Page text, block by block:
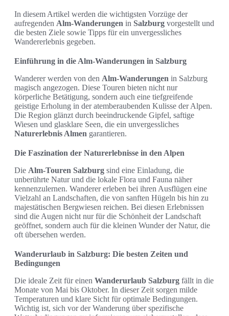
In diesem Artikel werden die wichtigsten Vorzüge der
aufregenden Alm-Wanderungen in Salzburg vorgestellt und
die besten Ziele sowie Tipps für ein unvergessliches
Wandererlebnis gegeben.
Einführung in die Alm-Wanderungen in Salzburg
Wanderer werden von den Alm-Wanderungen in Salzburg
magisch angezogen. Diese Touren bieten nicht nur
körperliche Betätigung, sondern auch eine tiefgreifende
geistige Erholung in der atemberaubenden Kulisse der Alpen.
Die Region glänzt durch beeindruckende Gipfel, saftige
Wiesen und glasklare Seen, die ein unvergessliches
Naturerlebnis Almen garantieren.
Die Faszination der Naturerlebnisse in den Alpen
Die Alm-Touren Salzburg sind eine Einladung, die
unberührte Natur und die lokale Flora und Fauna näher
kennenzulernen. Wanderer erleben bei ihren Ausflügen eine
Vielzahl an Landschaften, die von sanften Hügeln bis hin zu
majestätischen Bergwiesen reichen. Bei diesen Erlebnissen
sind die Augen nicht nur für die Schönheit der Landschaft
geöffnet, sondern auch für die kleinen Wunder der Natur, die
oft übersehen werden.
Wanderurlaub in Salzburg: Die besten Zeiten und
Bedingungen
Die ideale Zeit für einen Wanderurlaub Salzburg fällt in die
Monate von Mai bis Oktober. In dieser Zeit sorgen milde
Temperaturen und klare Sicht für optimale Bedingungen.
Wichtig ist, sich vor der Wanderung über spezifische